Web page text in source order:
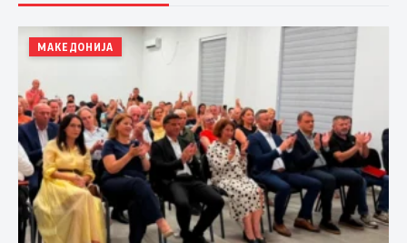
МАКЕДОНИЈА